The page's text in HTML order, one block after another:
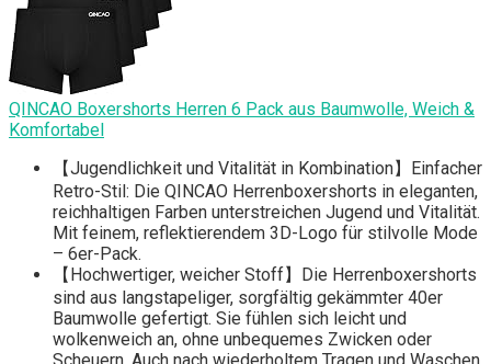
QINCAO Boxershorts Herren 6 Pack aus Baumwolle, Weich &
Komfortabel
【Jugendlichkeit und Vitalität in Kombination】Einfacher
Retro-Stil: Die QINCAO Herrenboxershorts in eleganten,
reichhaltigen Farben unterstreichen Jugend und Vitalität.
Mit feinem, reflektierendem 3D-Logo für stilvolle Mode
– 6er-Pack.
【Hochwertiger, weicher Stoff】Die Herrenboxershorts
sind aus langstapeliger, sorgfältig gekämmter 40er
Baumwolle gefertigt. Sie fühlen sich leicht und
wolkenweich an, ohne unbequemes Zwicken oder